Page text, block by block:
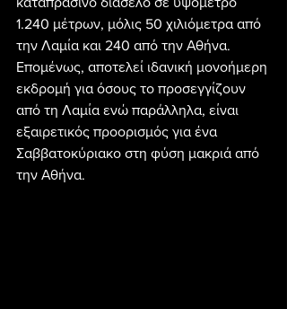
1.240 μέτρων, μόλις 50 χιλιόμετρα από
την Λαμία και 240 από την Αθήνα.
Επομένως, αποτελεί ιδανική μονοήμερη
εκδρομή για όσους το προσεγγίζουν
από τη Λαμία ενώ παράλληλα, είναι
εξαιρετικός προορισμός για ένα
Σαββατοκύριακο στη φύση μακριά από
την Αθήνα.